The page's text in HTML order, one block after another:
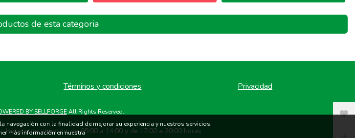
de esta categoria
Términos y condiciones Privacidad
BY SELLFORGEAll Rights Reserved.
| Horario de atención: de 09:00 a 14:00 y de 17:00 a 20:00 horas
con la finalidad de mejorar su experiencia y nuestros servicios.
más información en nuestra